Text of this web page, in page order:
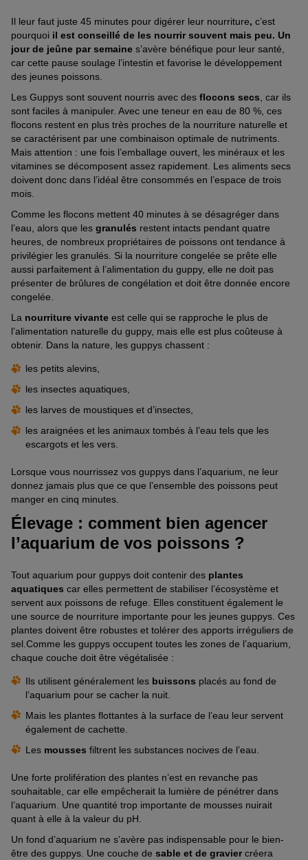
Il leur faut juste 45 minutes pour digérer leur nourriture, c’est
pourquoi il est conseillé de les nourrir souvent mais peu. Un
jour de jeûne par semaine s’avère bénéfique pour leur santé,
car cette pause soulage l’intestin et favorise le développement
des jeunes poissons.
Les Guppys sont souvent nourris avec des flocons secs , car ils
sont faciles à manipuler. Avec une teneur en eau de 80 %, ces
flocons restent en plus très proches de la nourriture naturelle et
se caractérisent par une combinaison optimale de nutriments.
Mais attention : une fois l’emballage ouvert, les minéraux et les
vitamines se décomposent assez rapidement. Les aliments secs
doivent donc dans l’idéal être consommés en l’espace de trois
mois.
Comme les flocons mettent 40 minutes à se désagréger dans
l’eau, alors que les granulés restent intacts pendant quatre
heures, de nombreux propriétaires de poissons ont tendance à
privilégier les granulés. Si la nourriture congelée se prête elle
aussi parfaitement à l’alimentation du guppy, elle ne doit pas
présenter de brûlures de congélation et doit être donnée encore
congelée.
La nourriture vivante est celle qui se rapproche le plus de
l’alimentation naturelle du guppy, mais elle est plus coûteuse à
obtenir. Dans la nature, les guppys chassent :
les petits alevins,
les insectes aquatiques,
les larves de moustiques et d’insectes,
les araignées et les animaux tombés à l’eau tels que les
escargots et les vers.
Lorsque vous nourrissez vos guppys dans l’aquarium, ne leur
donnez jamais plus que ce que l’ensemble des poissons peut
manger en cinq minutes.
Élevage : comment bien agencer
l’aquarium de vos poissons ?
Tout aquarium pour guppys doit contenir des plantes
aquatiques car elles permettent de stabiliser l’écosystème et
servent aux poissons de refuge. Elles constituent également le
une source de nourriture importante pour les jeunes guppys. Ces
plantes doivent être robustes et tolérer des apports irréguliers de
sel.Comme les guppys occupent toutes les zones de l’aquarium,
chaque couche doit être végétalisée :
Ils utilisent généralement les buissons placés au fond de
l’aquarium pour se cacher la nuit.
Mais les plantes flottantes à la surface de l’eau leur servent
également de cachette.
Les mousses filtrent les substances nocives de l’eau.
Une forte prolifération des plantes n’est en revanche pas
souhaitable, car elle empêcherait la lumière de pénétrer dans
l’aquarium. Une quantité trop importante de mousses nuirait
quant à elle à la valeur du pH.
Un fond d’aquarium ne s’avère pas indispensable pour le bien-
être des guppys. Une couche de sable et de graviercréera